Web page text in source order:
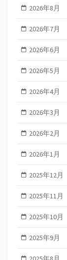
2026年8月
2026年7月
2026年6月
2026年5月
2026年4月
2026年3月
2026年2月
2026年1月
2025年12月
2025年11月
2025年10月
2025年9月